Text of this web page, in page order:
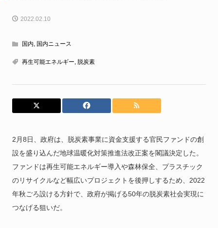
2022.02.10
国内, 国内ニュース
再生可能エネルギー, 脱炭素
2月8日、政府は、脱炭素事業に資金支援する官民ファンドの創
設を盛り込んだ地球温暖化対策推進法改正案を閣議決定した。
ファンドは再生可能エネルギー導入や森林保全、プラスチック
のリサイクルなど幅広いプロジェクトを後押しするため、2022
年秋ごろ設ける方針で、政府が掲げる50年の脱炭素社会実現に
つなげる狙いだ。